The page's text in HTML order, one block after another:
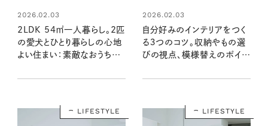
2026.02.03
2LDK 54㎡一人暮らし。2匹
の愛犬とひとり暮らしの心地
よい住まい：素敵なおうち訪
2026.02.03
自分好みのインテリアをつく
る３つのコツ。収納やもの選
びの視点、模様替えのポイン
Sakiさん宅 後編
LIFESTYLE LIFESTYLE